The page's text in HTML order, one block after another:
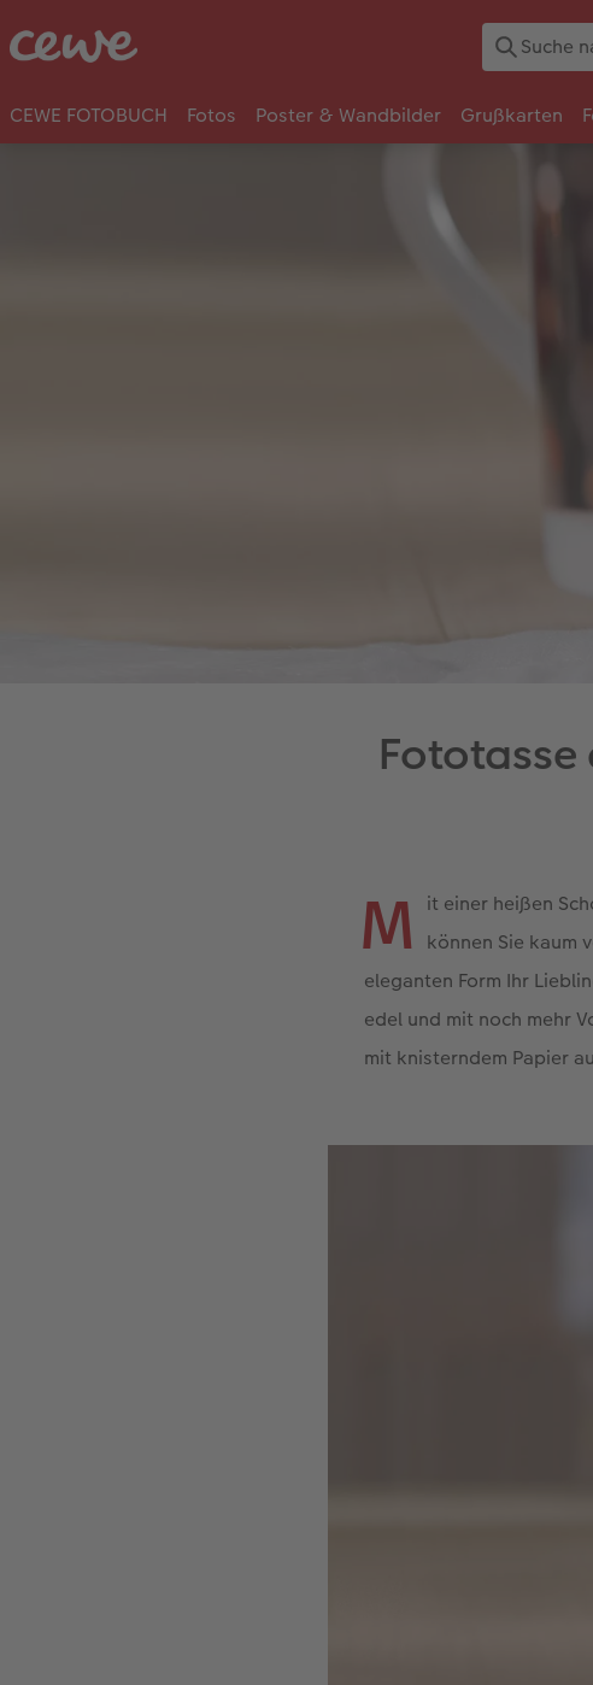
CEWE FOTOBUCH Fotos Poster & Wandbilder Grußkarten
Fototasse
M it einer heißen
können Sie kaum
eleganten Form Ihr
edel und mit noch mehr
mit knisterndem Papier